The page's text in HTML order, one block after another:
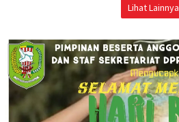
Lihat Lainnya